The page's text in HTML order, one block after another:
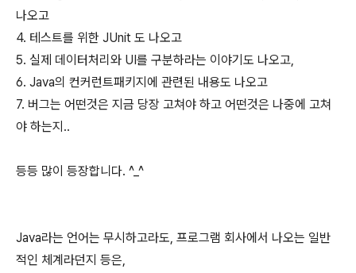
나오고
4. 테스트를 위한 JUnit 도 나오고
5. 실제 데이터처리와 UI를 구분하라는 이야기도 나오고,
6. Java의 컨커런트패키지에 관련된 내용도 나오고
7. 버그는 어떤것은 지금 당장 고쳐야 하고 어떤것은 나중에 고쳐
야 하는지..
등등 많이 등장합니다. ^_^
Java라는 언어는 무시하고라도, 프로그램 회사에서 나오는 일반
적인 체계라던지 등은,